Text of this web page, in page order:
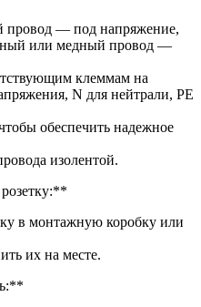
провод — под напряжение,
или медный провод —
клеммам на
N для нейтрали, PE
обеспечить надежное
изолентой.
в монтажную коробку или
их на месте.